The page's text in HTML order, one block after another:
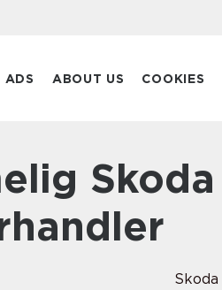
ADS ABOUT US COOKIES
Skoda